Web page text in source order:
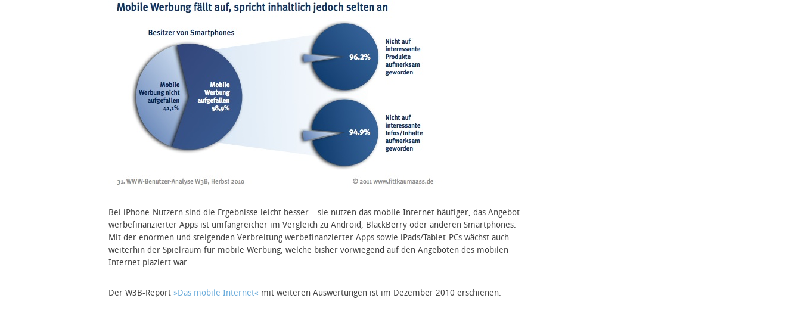
Bei iPhone-Nutzern sind die Ergebnisse leicht besser – sie nutzen das mobile Internet häufiger, das Angebot
werbefinanzierter Apps ist umfangreicher im Vergleich zu Android, BlackBerry oder anderen Smartphones.
Mit der enormen und steigenden Verbreitung werbefinanzierter Apps sowie iPads/Tablet-PCs wächst auch
weiterhin der Spielraum für mobile Werbung, welche bisher vorwiegend auf den Angeboten des mobilen
Internet plaziert war.
Der W3B-Report »Das mobile Internet« mit weiteren Auswertungen ist im Dezember 2010 erschienen.